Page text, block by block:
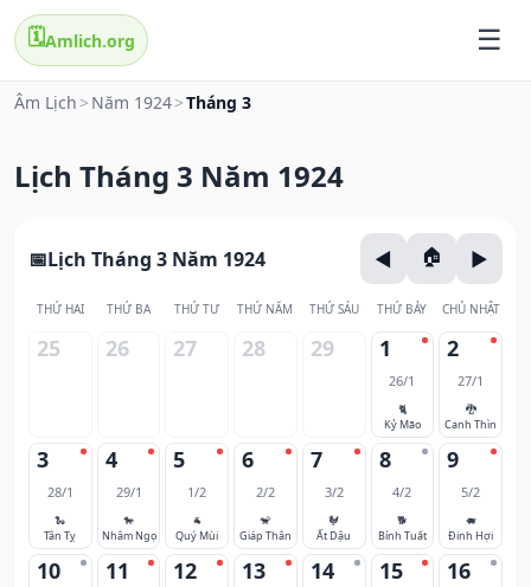
🗓️Amlich.org
Âm Lịch > Năm 1924>Tháng 3
Lịch Tháng 3 Năm 1924
Lịch Tháng 3 Năm 1924
THỨ HAI THỨ BA THỨ TƯ THỨ NĂM THỨ SÁU THỨ BẢY CHỦ NHẬT
25 26 27 28 29 1
26/1
🐈
Kỷ Mão
2
27/1
🐉
Canh Thìn
3
28/1
🐍
Tân Tỵ
4
29/1
🐎
Nhâm Ngọ
5
1/2
🐐
Quý Mùi
6
2/2
🐒
Giáp Thân
7
3/2
🐓
Ất Dậu
8
4/2
🐕
Bính Tuất
9
5/2
🐖
Đinh Hợi
10 11 12 13 14 15 16